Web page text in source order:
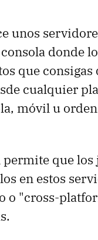
unos
donde
que
cualquier
móvil u
que
en estos
o "cross-